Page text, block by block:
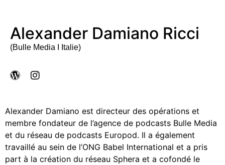
Alexander Damiano Ricci
(Bulle Media I Italie)
Alexander Damiano est directeur des opérations et
membre fondateur de l’agence de podcasts Bulle Media
et du réseau de podcasts Europod. Il a également
travaillé au sein de l’ONG Babel International et a pris
part à la création du réseau Sphera et a cofondé le